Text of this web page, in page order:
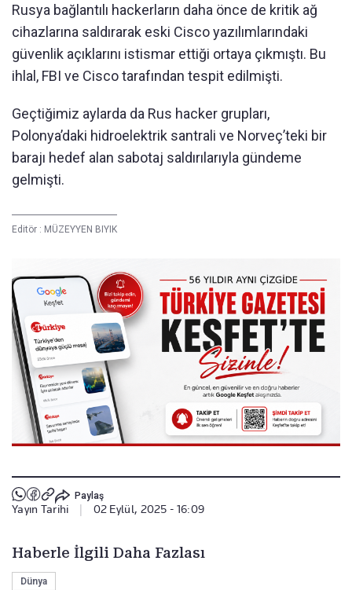
Rusya bağlantılı hackerların daha önce de kritik ağ
cihazlarına saldırarak eski Cisco yazılımlarındaki
güvenlik açıklarını istismar ettiği ortaya çıkmıştı. Bu
ihlal, FBI ve Cisco tarafından tespit edilmişti.
Geçtiğimiz aylarda da Rus hacker grupları,
Polonya’daki hidroelektrik santrali ve Norveç’teki bir
barajı hedef alan sabotaj saldırılarıyla gündeme
gelmişti.
Editör : MÜZEYYEN BIYIK
Paylaş
Yayın Tarihi 02 Eylül, 2025 - 16:09
Haberle İlgili Daha Fazlası
Dünya